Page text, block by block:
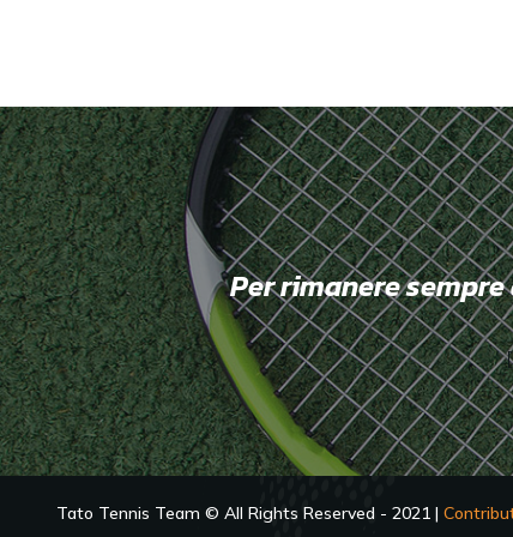
Per rimanere
Tato Tennis Team © All Rights Reserved - 2021 |